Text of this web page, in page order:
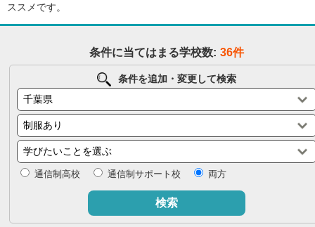
東海 北陸・甲信越
中国
四国
閉じる
ススメです。
条件に当てはまる学校数: 36件
条件を追加・変更して検索
通信制高校 通信制サポート校 両方
検索